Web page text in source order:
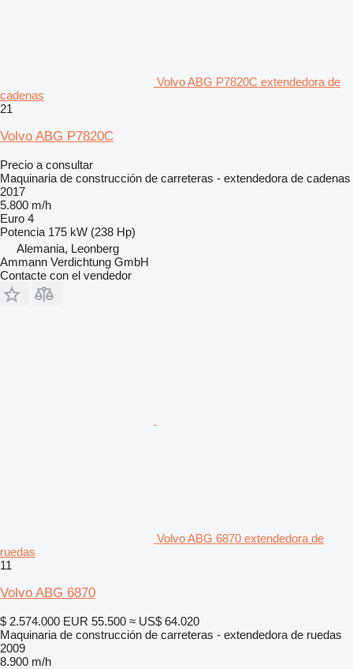
Volvo ABG P7820C extendedora de
cadenas
21
Volvo ABG P7820C
Precio a consultar
Maquinaria de construcción de carreteras - extendedora de cadenas
2017
5.800 m/h
Euro 4
Potencia 175 kW (238 Hp)
Alemania, Leonberg
Ammann Verdichtung GmbH
Contacte con el vendedor
Volvo ABG 6870 extendedora de
ruedas
11
Volvo ABG 6870
$ 2.574.000 EUR 55.500 ≈ US$ 64.020
Maquinaria de construcción de carreteras - extendedora de ruedas
2009
8.900 m/h